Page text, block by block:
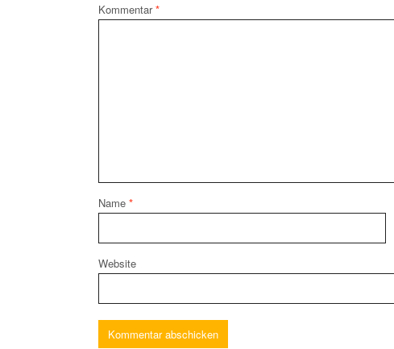
Kommentar*
Name *
Website